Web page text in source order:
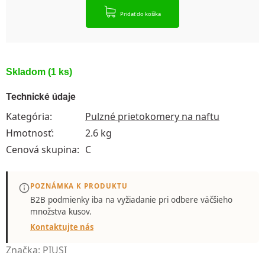
Skladom (1 ks)
Značka: PIUSI
Pridať do košíka
Technické údaje
Kategória:
Pulzné prietokomery na naftu
Hmotnosť:
2.6 kg
Cenová skupina: C
POZNÁMKA K PRODUKTU
B2B podmienky iba na vyžiadanie pri odbere väčšieho
množstva kusov.
Kontaktujte nás